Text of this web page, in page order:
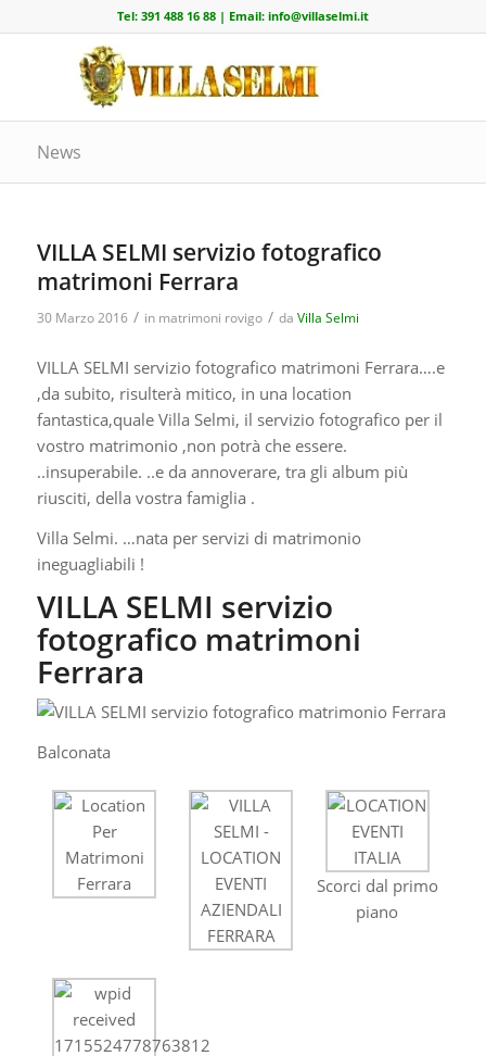
Tel: 391 488 16 88| Email: info@villaselmi.it
News
VILLA SELMI servizio fotografico
matrimoni Ferrara
30 Marzo 2016 / in matrimoni rovigo / da Villa Selmi
VILLA SELMI servizio fotografico matrimoni Ferrara….e
,da subito, risulterà mitico, in una location
fantastica,quale Villa Selmi, il servizio fotografico per il
vostro matrimonio ,non potrà che essere.
..insuperabile. ..e da annoverare, tra gli album più
riusciti, della vostra famiglia .
Villa Selmi. …nata per servizi di matrimonio
ineguagliabili !
VILLA SELMI servizio
fotografico matrimoni
Ferrara
Balconata
Scorci dal primo
piano